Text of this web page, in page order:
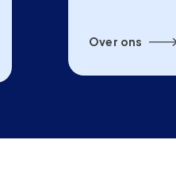
Over ons